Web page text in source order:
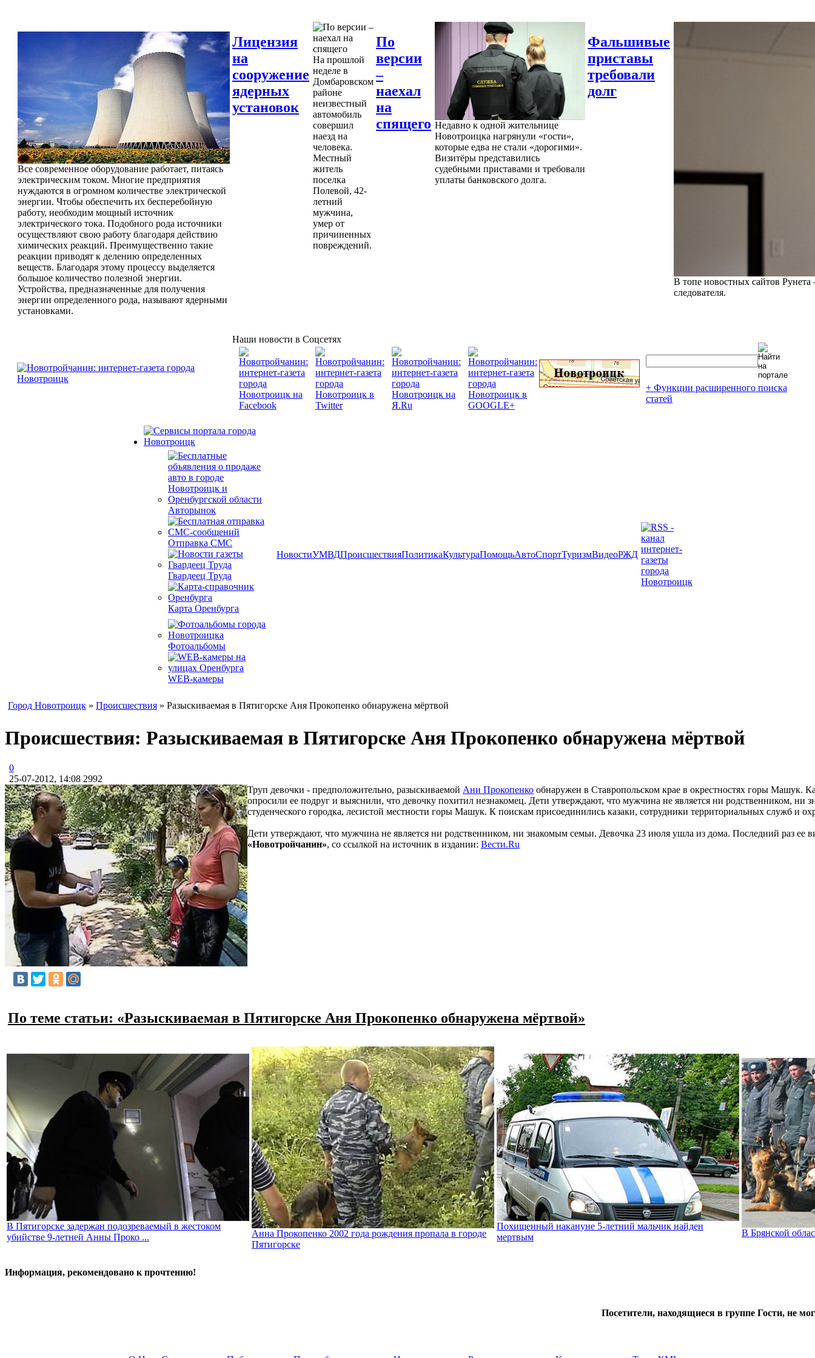
Все современное оборудование работает, питаясь
электрическим током. Многие предприятия
нуждаются в огромном количестве электрической
энергии. Чтобы обеспечить их бесперебойную
работу, необходим мощный источник
электрического тока. Подобного рода источники
осуществляют свою работу благодаря действию
химических реакций. Преимущественно такие
реакции приводят к делению определенных
веществ. Благодаря этому процессу выделяется
большое количество полезной энергии.
Устройства, предназначенные для получения
энергии определенного рода, называют ядерными
установками.
Лицензия
на
сооружение
ядерных
установок
На прошлой
неделе в
Домбаровском
районе
неизвестный
автомобиль
совершил
наезд на
человека.
Местный
житель
поселка
Полевой, 42-
летний
мужчина,
умер от
причиненных
повреждений.
По
версии
–
наехал
на
спящего Недавно к одной жительнице
Новотроицка нагрянули «гости»,
которые едва не стали «дорогими».
Визитёры представились
судебными приставами и требовали
уплаты банковского долга.
Фальшивые
приставы
требовали
долг
В топе новостных сайтов Рунета
следователя.
Наши новости в Соцсетях
+ Функции расширенного поиска
статей
Авторынок
Отправка СМС
Гвардеец Труда
Карта Оренбурга
Фотоальбомы
WEB-камеры
НовостиУМВДПроисшествияПолитикаКультураПомощьАвтоСпортТуризмВидеоРЖД
Город Новотроицк » Происшествия » Разыскиваемая в Пятигорске Аня Прокопенко обнаружена мёртвой
Происшествия: Разыскиваемая в Пятигорске Аня Прокопенко обнаружена мёртвой
0
25-07-2012, 14:08 2992
Труп девочки - предположительно, разыскиваемой Ани Прокопенко обнаружен в Ставропольском крае в окрестностях горы Машук.
опросили ее подруг и выяснили, что девочку похитил незнакомец. Дети утверждают, что мужчина не является ни родственником,
студенческого городка, лесистой местности горы Машук. К поискам присоединились казаки, сотрудники территориальных служб и
Дети утверждают, что мужчина не является ни родственником, ни знакомым семьи. Девочка 23 июля ушла из дома. Последний раз
«Новотройчанин», со ссылкой на источник в издании: Вести.Ru
По теме статьи: «Разыскиваемая в Пятигорске Аня Прокопенко обнаружена мёртвой»
В Пятигорске задержан подозреваемый в жестоком
убийстве 9-летней Анны Проко ...
Анна Прокопенко 2002 года рождения пропала в городе
Пятигорске
Похищенный накануне 5-летний мальчик найден
мертвым
В Брянской
Информация, рекомендовано к прочтению!
Посетители, находящиеся в группе Гости, не